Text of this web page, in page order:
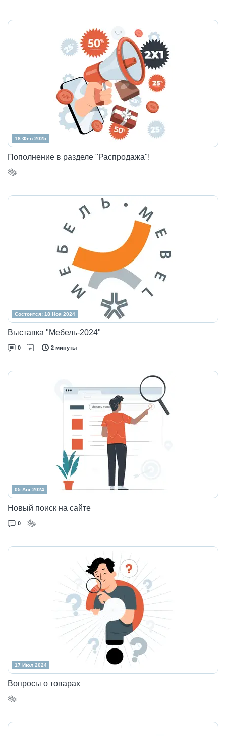
18 Фев 2025
Пополнение в разделе "Распродажа"!
Состоится: 18 Ноя 2024
Выставка "Мебель-2024"
0 2 минуты
05 Авг 2024
Новый поиск на сайте
0
17 Июл 2024
Вопросы о товарах